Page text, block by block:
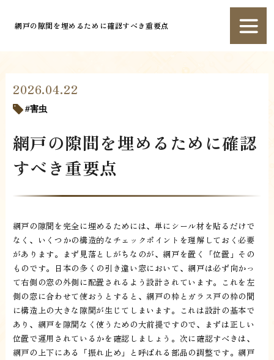
網戸の隙間を埋めるために確認すべき重要点
2026.04.22
害虫
網戸の隙間を埋めるために確認
すべき重要点
網戸の隙間を完全に埋めるためには、単にシール材を貼るだけで
なく、いくつかの構造的なチェックポイントを理解しておく必要
があります。まず見落としがちなのが、網戸を置く「位置」その
ものです。日本の多くの引き違い窓において、網戸は必ず向かっ
て右側の窓の外側に配置されるよう設計されています。これを左
側の窓に合わせて使おうとすると、網戸の枠とガラス戸の枠の間
に構造上の大きな隙間が生じてしまいます。これは設計の基本で
あり、網戸を隙間なく使うための大前提ですので、まずは正しい
位置で運用されているかを確認しましょう。次に確認すべきは、
網戸の上下にある「振れ止め」と呼ばれる部品の調整です。網戸